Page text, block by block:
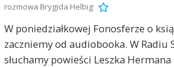
rozmowa Brygida Helbig
W poniedziałkowej Fonosferze o
zaczniemy od audiobooka. W Radiu
słuchamy powieści Leszka